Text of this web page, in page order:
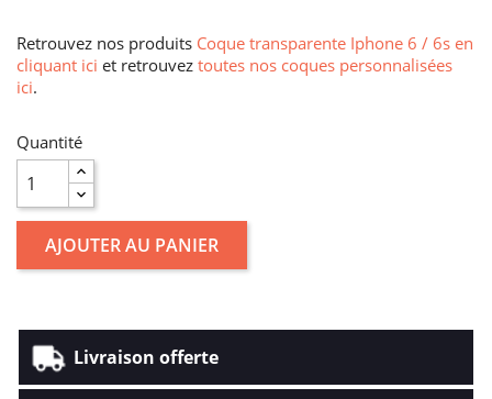
Retrouvez nos produits Coque transparente Iphone 6 / 6s en
cliquant ici et retrouvez toutes nos coques personnalisées
ici.
Quantité
AJOUTER AU PANIER
Livraison offerte